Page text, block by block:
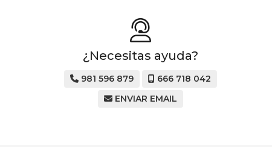
¿Necesitas ayuda?
981 596 879
666 718 042
ENVIAR EMAIL